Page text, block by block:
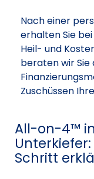
Nach einer
erhalten Sie
Heil- und
beraten wir Sie
Zuschüssen
All-on-4™
Schritt